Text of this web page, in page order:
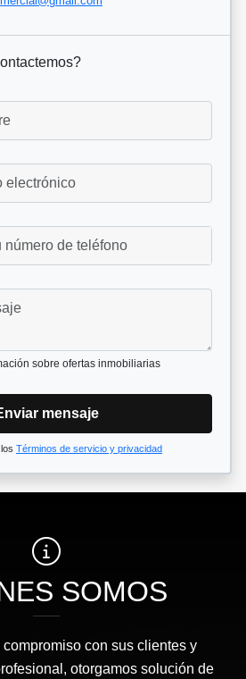
sobre ofertas inmobiliarias
mensaje
Términos de servicio y privacidad
SOMOS
compromiso con sus clientes y
otorgamos solución de